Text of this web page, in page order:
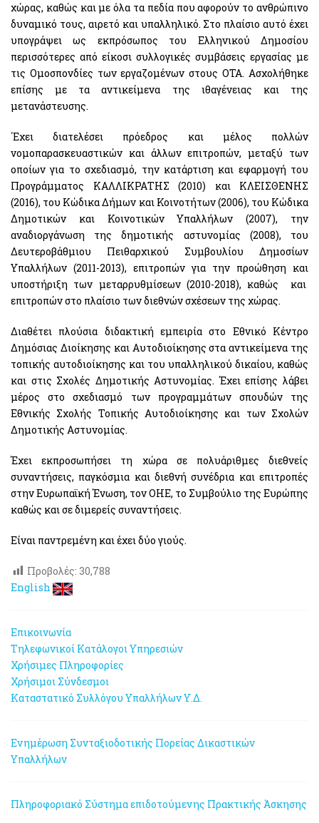
χώρας, καθώς και με όλα τα πεδία που αφορούν το ανθρώπινο
δυναμικό τους, αιρετό και υπαλληλικό. Στο πλαίσιο αυτό έχει
υπογράψει ως εκπρόσωπος του Ελληνικού Δημοσίου
περισσότερες από είκοσι συλλογικές συμβάσεις εργασίας με
τις Ομοσπονδίες των εργαζομένων στους ΟΤΑ. Ασχολήθηκε
επίσης με τα αντικείμενα της ιθαγένειας και της
μετανάστευσης.
΄Εχει διατελέσει πρόεδρος και μέλος πολλών
νομοπαρασκευαστικών και άλλων επιτροπών, μεταξύ των
οποίων για το σχεδιασμό, την κατάρτιση και εφαρμογή του
Προγράμματος ΚΑΛΛΙΚΡΑΤΗΣ (2010) και ΚΛΕΙΣΘΕΝΗΣ
(2016), του Κώδικα Δήμων και Κοινοτήτων (2006), του Κώδικα
Δημοτικών και Κοινοτικών Υπαλλήλων (2007), την
αναδιοργάνωση της δημοτικής αστυνομίας (2008), του
Δευτεροβάθμιου Πειθαρχικού Συμβουλίου Δημοσίων
Υπαλλήλων (2011-2013), επιτροπών για την προώθηση και
υποστήριξη των μεταρρυθμίσεων (2010-2018), καθώς και
επιτροπών στο πλαίσιο των διεθνών σχέσεων της χώρας.
Διαθέτει πλούσια διδακτική εμπειρία στο Εθνικό Κέντρο
Δημόσιας Διοίκησης και Αυτοδιοίκησης στα αντικείμενα της
τοπικής αυτοδιοίκησης και του υπαλληλικού δικαίου, καθώς
και στις Σχολές Δημοτικής Αστυνομίας. Έχει επίσης λάβει
μέρος στο σχεδιασμό των προγραμμάτων σπουδών της
Εθνικής Σχολής Τοπικής Αυτοδιοίκησης και των Σχολών
Δημοτικής Αστυνομίας.
Έχει εκπροσωπήσει τη χώρα σε πολυάριθμες διεθνείς
συναντήσεις, παγκόσμια και διεθνή συνέδρια και επιτροπές
στην Ευρωπαϊκή Ένωση, τον ΟΗΕ, το Συμβούλιο της Ευρώπης
καθώς και σε διμερείς συναντήσεις.
Είναι παντρεμένη και έχει δύο γιούς.
Προβολές: 30,788
English
Επικοινωνία
Τηλεφωνικοί Κατάλογοι Υπηρεσιών
Χρήσιμες Πληροφορίες
Χρήσιμοι Σύνδεσμοι
Καταστατικό Συλλόγου Υπαλλήλων Υ.Δ.
Ενημέρωση Συνταξιοδοτικής Πορείας Δικαστικών
Υπαλλήλων
Πληροφοριακό Σύστημα επιδοτούμενης Πρακτικής Άσκησης